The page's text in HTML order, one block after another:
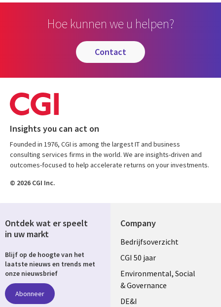
Hoe kunnen we u helpen?
contact
Insights you can act on
Founded in 1976, CGI is among the largest IT and business
consulting services firms in the world. We are insights-driven and
outcomes-focused to help accelerate returns on your investments.
© 2026 CGI Inc.
Company
Useful
links
NETHERLANDS
Bedrijfsoverzicht
CGI 50 jaar
Environmental, Social
& Governance
DE&I
Ontdek wat er speelt
in uw markt
Blijf op de hoogte van het
laatste nieuws en trends met
onze nieuwsbrief
Abonneer